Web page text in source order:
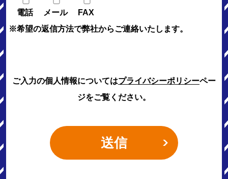
電話 メール
FAX
※希望の返信方法で弊社からご連絡いたします。
ご入力の個人情報についてはプライバシーポリシーペー
ジをご覧ください。